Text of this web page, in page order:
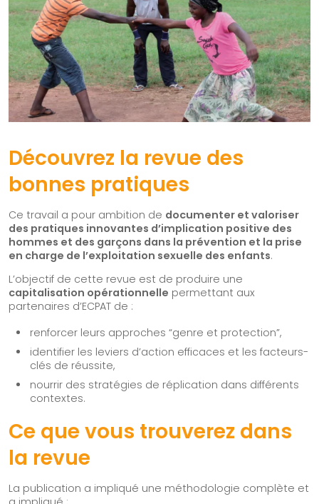
Découvrez la revue des
bonnes pratiques
Ce travail a pour ambition de documenter et valoriser
des pratiques innovantes d’implication positive des
hommes et des garçons dans la prévention et la prise
en charge de l’exploitation sexuelle des enfants.
L’objectif de cette revue est de produire une
capitalisation opérationnelle permettant aux
partenaires d’ECPAT de :
renforcer leurs approches “genre et protection”,
identifier les leviers d’action efficaces et les facteurs-
clés de réussite,
nourrir des stratégies de réplication dans différents
contextes.
Ce que vous trouverez dans
la revue
La publication a impliqué une méthodologie complète et
Nos solutions
Organisation à impact
Structure de l’accompagnement
Acteur institutionnel
Financeur
Notre offre
Blog & Ressources
Contact